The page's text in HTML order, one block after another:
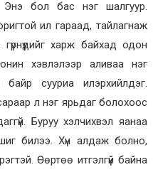
бол бас нэг шалгуур.
ил гараад, тайлагнаж
харж байхад одон
хэвлэлээр аливаа нэг
сууриа илэрхийлдэг.
л нэг ярьдаг болохоос
Буруу хэлчихвэл яанаа
билээ. Хүн алдаж болно,
Өөртөө итгэлгүй байна